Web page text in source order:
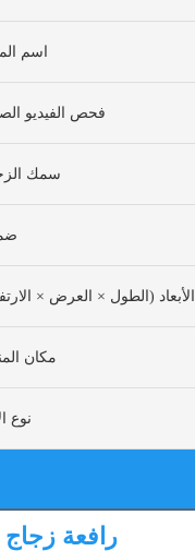
اسم
فحص الفيديو
سمك
الأبعاد (الطول × العرض ×
مكان
نوع
رافعة زجاج